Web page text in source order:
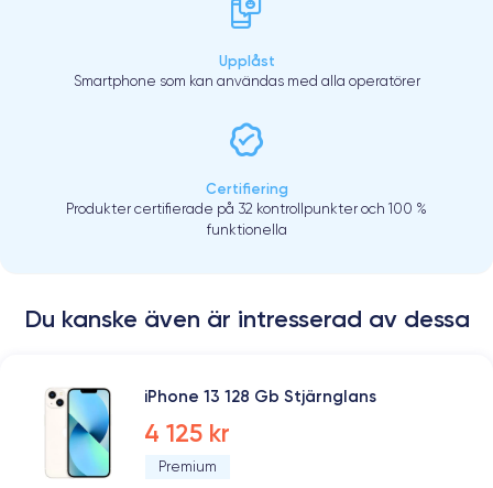
Upplåst
Smartphone som kan användas med alla operatörer
Certifiering
Produkter certifierade på 32 kontrollpunkter och 100 %
funktionella
Du kanske även är intresserad av dessa
iPhone 13 128 Gb Stjärnglans
4 125 kr
Premium